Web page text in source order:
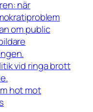
när
om public
vid ringa brott
hot mot